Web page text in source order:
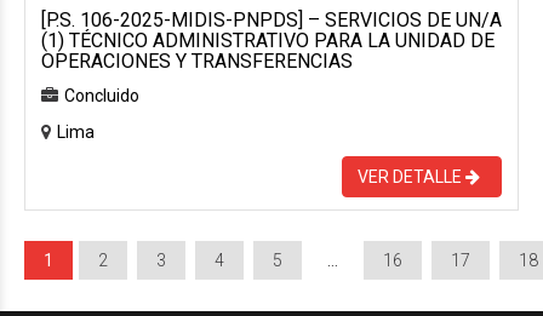
[P.S. 106-2025-MIDIS-PNPDS] – SERVICIOS DE UN/A
(1) TÉCNICO ADMINISTRATIVO PARA LA UNIDAD DE
OPERACIONES Y TRANSFERENCIAS
Concluido
Lima
VER DETALLE
1 2 3 4 5 16 17 18